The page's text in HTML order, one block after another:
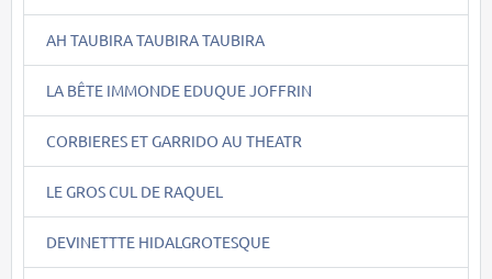
AH TAUBIRA TAUBIRA TAUBIRA
LA BÊTE IMMONDE EDUQUE JOFFRIN
CORBIERES ET GARRIDO AU THEATR
LE GROS CUL DE RAQUEL
DEVINETTTE HIDALGROTESQUE